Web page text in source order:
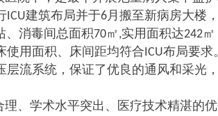
ICU建筑布局并于6月搬至新病房大楼
、消毒间总面积70㎡ ,实用面积达242
使用面积、床间距均符合ICU布局要求
流系统，保证了优良的通风和采光
、学术水平突出、医疗技术精湛的